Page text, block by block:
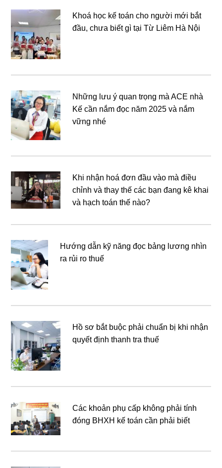
Khoá học kế toán cho người mới bắt
đầu, chưa biết gì tại Từ Liêm Hà Nội
Những lưu ý quan trọng mà ACE nhà
Kế cần nắm đọc năm 2025 và nắm
vững nhé
Khi nhận hoá đơn đầu vào mà điều
chỉnh và thay thế các bạn đang kê khai
và hạch toán thế nào?
Hướng dẫn kỹ năng đọc bảng lương nhìn
ra rủi ro thuế
Hồ sơ bắt buộc phải chuẩn bị khi nhận
quyết định thanh tra thuế
Các khoản phụ cấp không phải tính
đóng BHXH kế toán cần phải biết